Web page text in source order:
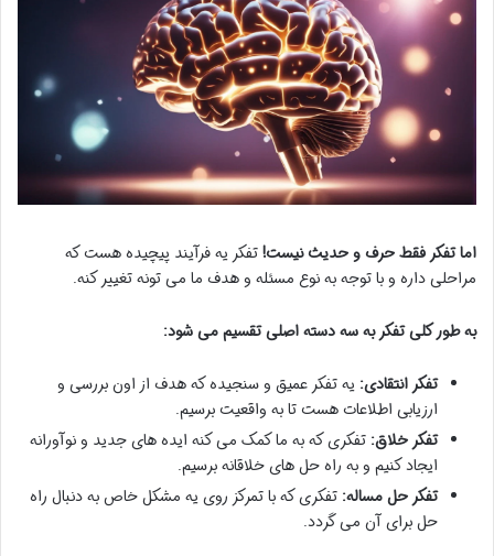
اما تفکر فقط حرف و حدیث نیست!تفکر یه فرآیند پیچیده هست که
مراحلی داره و با توجه به نوع مسئله و هدف ما می تونه تغییر کنه.
به طور کلی تفکر به سه دسته اصلی تقسیم می شود:
تفکر انتقادی: یه تفکر عمیق و سنجیده که هدف از اون بررسی و
ارزیابی اطلاعات هست تا به واقعیت برسیم.
تفکر خلاق: تفکری که به ما کمک می کنه ایده های جدید و نوآورانه
ایجاد کنیم و به راه حل های خلاقانه برسیم.
تفکر حل مساله: تفکری که با تمرکز روی یه مشکل خاص به دنبال راه
حل برای آن می گردد.